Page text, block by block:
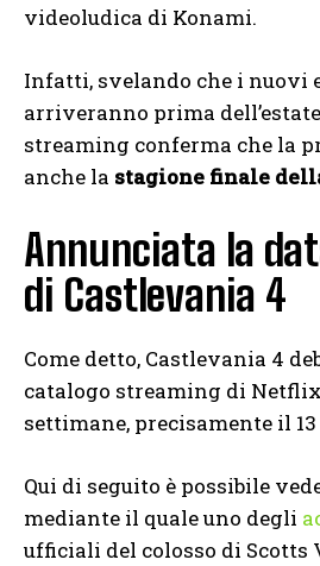
videoludica di Konami.
Infatti, svelando che i nuovi
arriveranno prima
streaming conferma che la
anche la stagione finale
Annunciata la
di Castlevania 4
Come detto, Castlevania 4
catalogo streaming di
settimane, precisamente il 13
Qui di seguito è possibile
mediante il quale uno degli
ufficiali del colosso di Scotts